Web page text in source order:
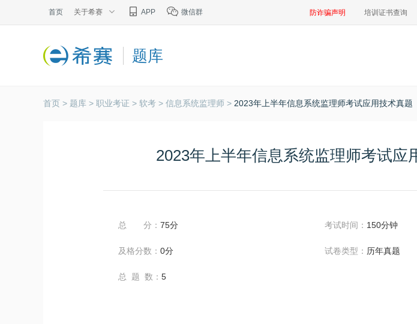
首页 关于希赛 APP 微信群 防诈骗声明 培训证书查询
题库
首页 > 题库 > 职业考证 > 软考 > 信息系统监理师 > 2023年上半年信息系统监理师考试应用技术真题
2023年上半年信息系统监理师考试应
总 分： 75分
及格分数： 0分
总 题 数： 5
考试时间： 150分钟
试卷类型： 历年真题